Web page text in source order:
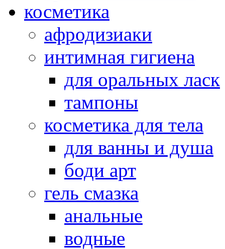
косметика
афродизиаки
интимная гигиена
для оральных ласк
тампоны
косметика для тела
для ванны и душа
боди арт
гель смазка
анальные
водные